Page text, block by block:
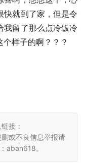
快就到了家，但是令
我留了那么点冷饭冷
样子的啊？？？
接：
删或不良信息举报请
aban618。